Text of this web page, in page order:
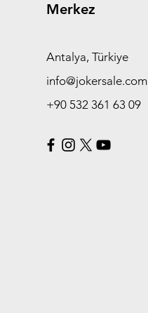
Merkez
Antalya, Türkiye
info@jokersale.com
+90 532 361 63 09